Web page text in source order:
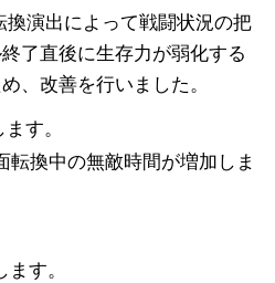
換演出によって戦闘状況の把
了直後に生存力が弱化する
、改善を行いました。
す。
転換中の無敵時間が増加しま
す。